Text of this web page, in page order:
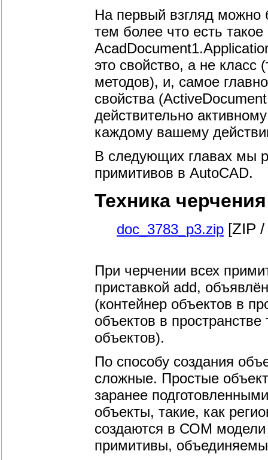
На первый взгляд можно
тем более что есть такое
это свойство, а не класс
методов), и, самое
свойства
действительно
каждому вашему
В следующих главах мы
примитивов в AutoCAD.
Техника
doc_3783_p3.zip [ZIP
При черчении всех
приставкой add,
(контейнер объектов в
объектов в
объектов).
По способу создания
сложные. Простые
заранее
объекты, такие, как
создаются в СОМ модели
примитивы,